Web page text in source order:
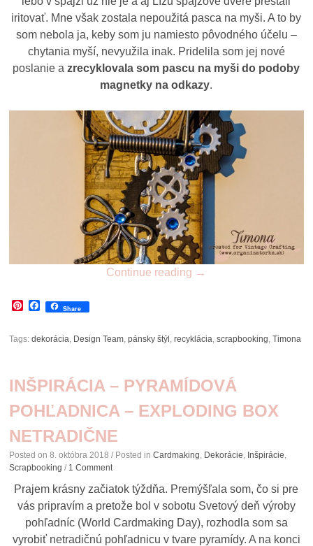
iritovať. Mne však zostala nepoužitá pasca na myši. A to by
som nebola ja, keby som ju namiesto pôvodného účelu –
chytania myší, nevyužila inak. Pridelila som jej nové
poslanie azrecyklovala som pascu na myši do podoby
magnetky na odkazy.
Continue reading →
Pinterest
Facebook
Share
Tags:dekorácia, Design Team,pánsky štýl,recyklácia,scrapbooking,Timona
INŠPIRÁCIA – PYRAMÍDOVÁ
POHĽADNICA – EXPLODING BOX
NETRADIČNE
Posted on8. októbra 2018 / Posted inCardmaking, Dekorácie, Inšpirácie,
Scrapbooking / 1 Comment
Prajem krásny začiatok týždňa. Premýšľala som, čo si pre
vás pripravím a pretože bol v sobotu Svetový deň výroby
pohľadníc (World Cardmaking Day), rozhodla som sa
vyrobiť netradičnú pohľadnicu v tvare pyramídy. A na konci